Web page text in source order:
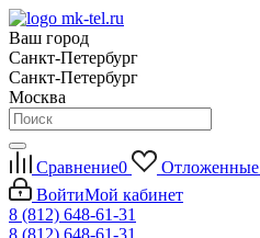
Ваш город
Санкт-Петербург
Санкт-Петербург
Москва
Сравнение0 Отложенные
ВойтиМой кабинет
8 (812) 648-61-31
8 (812) 648-61-31